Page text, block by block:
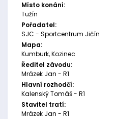
Místo konání:
Tužín
Pořadatel:
SJC - Sportcentrum Jičín
Mapa:
Kumburk, Kozinec
Ředitel závodu:
Mrázek Jan - R1
Hlavní rozhodčí:
Kalenský Tomáš - R1
Stavitel tratí:
Mrázek Jan - R1